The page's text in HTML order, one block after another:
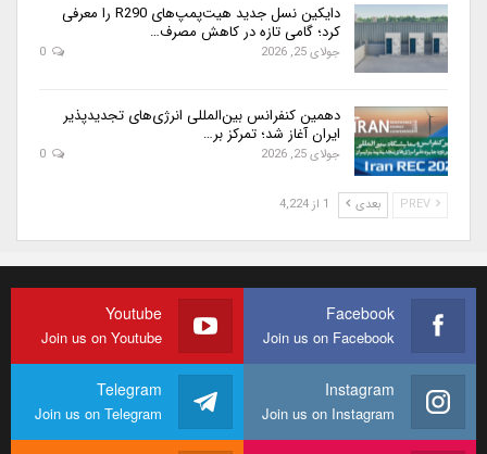
دایکین نسل جدید هیت‌پمپ‌های R290 را معرفی
کرد؛ گامی تازه در کاهش مصرف…
جولای 25, 2026
دهمین کنفرانس بین‌المللی انرژی‌های تجدیدپذیر
ایران آغاز شد؛ تمرکز بر…
جولای 25, 2026
بعدی 1 از 4,224
Facebook
Join us on Facebook
Youtube
Join us on Youtube
Instagram
Join us on Instagram
Telegram
Join us on Telegram